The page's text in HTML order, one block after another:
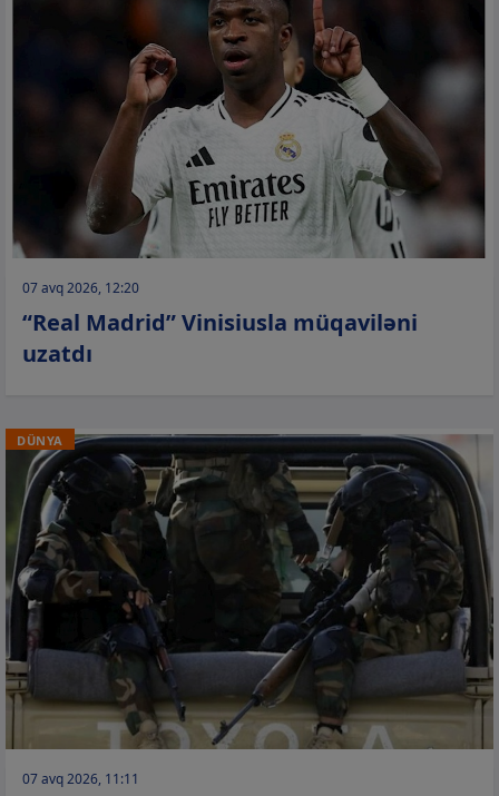
07 avq 2026, 12:20
“Real Madrid” Vinisiusla müqaviləni
uzatdı
DÜNYA
07 avq 2026, 11:11